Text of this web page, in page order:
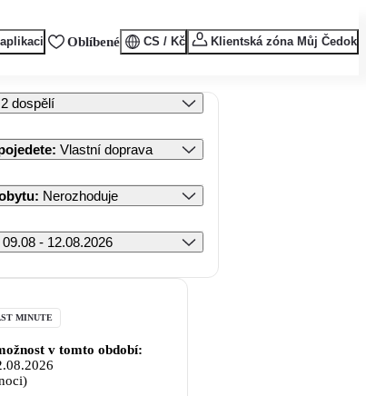
Oblíbené CS / Kč Klientská zóna Můj Čedok
2 dospělí
: Vlastní doprava
: Nerozhoduje
09.08 - 12.08.2026
MINUTE
v tomto období: